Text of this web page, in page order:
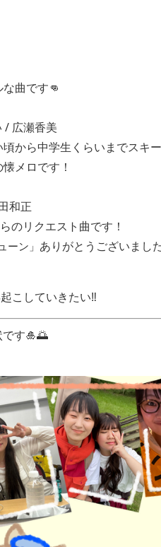
曲です👊
/ 広瀬香美
から中学生くらいまでスキ
メロです！
和正
のリクエスト曲です！
ーン」 ありがとうございまし
こしていきたい‼️
す🎍🌅